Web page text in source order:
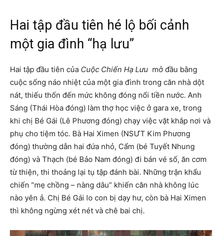
Hai tập đầu tiên hé lộ bối cảnh
một gia đình “hạ lưu”
Hai tập đầu tiên của Cuộc Chiến Hạ Lưu mở đầu bằng
cuộc sống náo nhiệt của một gia đình trong căn nhà dột
nát, thiếu thốn đến mức không đóng nổi tiền nước. Anh
Sáng (Thái Hòa đóng) làm thợ học việc ở gara xe, trong
khi chị Bé Gái (Lê Phương đóng) chạy việc vặt khắp nơi và
phụ cho tiệm tóc. Bà Hai Ximen (NSƯT Kim Phương
đóng) thường dẫn hai đứa nhỏ, Cẩm (bé Tuyết Nhung
đóng) và Thạch (bé Bảo Nam đóng) đi bán vé số, ăn cơm
từ thiện, thi thoảng lại tụ tập đánh bài. Những trận khẩu
chiến “mẹ chồng – nàng dâu” khiến căn nhà không lúc
nào yên ả. Chị Bé Gái lo con bị dạy hư, còn bà Hai Ximen
thì không ngừng xét nét và chê bai chị.